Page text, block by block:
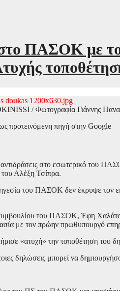
ΠΑΣΟΚ με τον
/ Φωτογραφία Γιάννης
προτεινόμενη πηγή στην Google
στο εσωτερικό του
Αλέξη Τσίπρα.
του ΠΑΣΟΚ δεν έκρυψε τον
του ΠΑΣΟΚ, Έφη
με τον πρώην πρωθυπουργό
«ατυχή» την τοποθέτηση
δηλώσεις μπορεί να